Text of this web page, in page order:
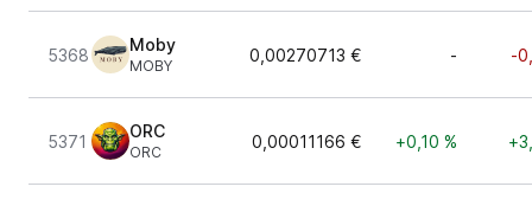
5368
Moby
MOBY
0,00270713 € - -
5371
ORC
ORC
0,00011166 € +0,10 %